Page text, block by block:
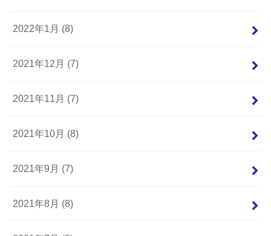
2022年1月 (8)
2021年12月 (7)
2021年11月 (7)
2021年10月 (8)
2021年9月 (7)
2021年8月 (8)